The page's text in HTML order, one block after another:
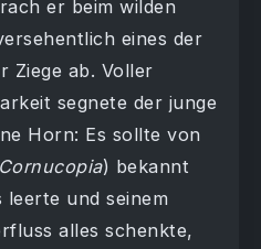
er beim wilden
eines der
Ziege ab. Voller
segnete der junge
Horn: Es sollte von
Cornucopia) bekannt
leerte und seinem
alles schenkte,